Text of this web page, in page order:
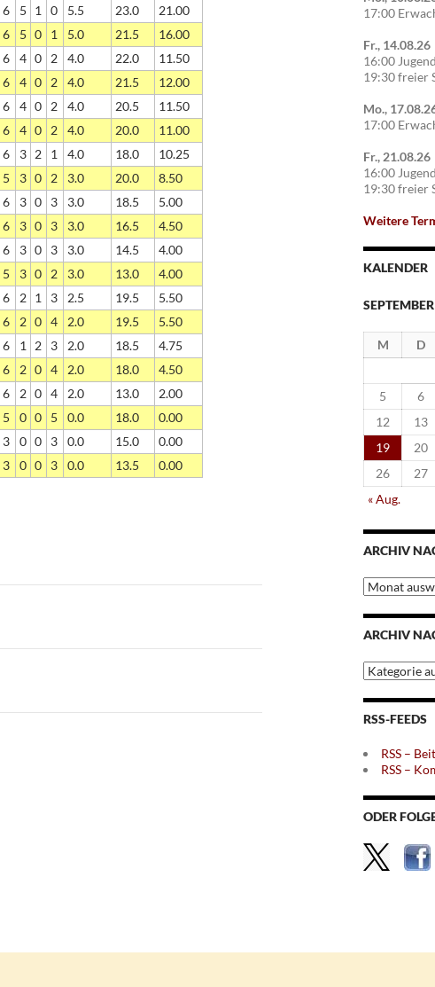
6 5 1 0 5.5 23.0
21.00
6 5 0 1 5.0 21.5
16.00
6 4 0 2 4.0 22.0
11.50
6 4 0 2 4.0 21.5
12.00
6 4 0 2 4.0 20.5
11.50
6 4 0 2 4.0 20.0
11.00
6 3 2 1 4.0 18.0
10.25
5 3 0 2 3.0 20.0
8.50
6 3 0 3 3.0 18.5
5.00
6 3 0 3 3.0 16.5
4.50
6 3 0 3 3.0 14.5
4.00
5 3 0 2 3.0 13.0
4.00
6 2 1 3 2.5 19.5
5.50
6 2 0 4 2.0 19.5
5.50
6 1 2 3 2.0 18.5
4.75
6 2 0 4 2.0 18.0
4.50
6 2 0 4 2.0 13.0
2.00
5 0 0 5 0.0 18.0
0.00
3 0 0 3 0.0 15.0
0.00
3 0 0 3 0.0 13.5 0.00
17:00
Fr., 14.08.26
16:00
19:30 freier
Mo.,
17:00
Fr., 21.08.26
16:00
19:30 freier
Weitere
KALENDER
M D
5
6
12
13
19
20
26
27
« Aug.
ARCHIV
Archiv
nach
Monaten
ARCHIV
Archiv
nach
Themen
RSS-FEEDS
RSS –
RSS –
ODER